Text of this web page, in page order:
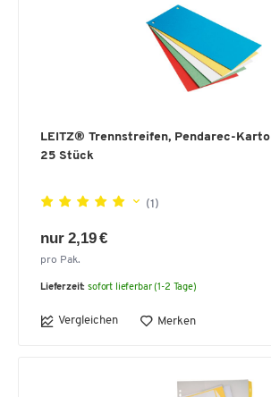
LEITZ® Trennstreifen, Pendarec-
25 Stück
(1)
nur 2,19 €
pro Pak.
Lieferzeit: sofort lieferbar (1-2 Tage)
Vergleichen Merken